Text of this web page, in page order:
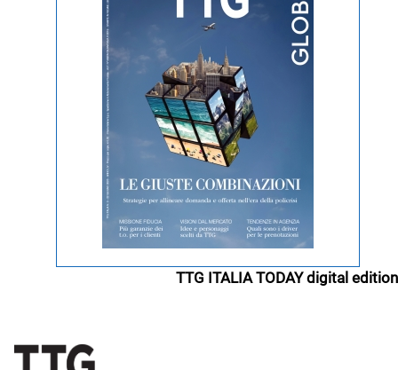
TTG ITALIA TODAY digital edition